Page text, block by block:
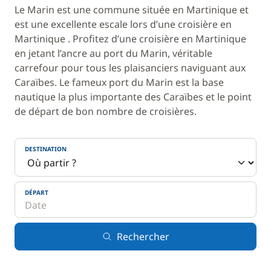
Le Marin est une commune située en Martinique et
est une excellente escale lors d’une croisière en
Martinique . Profitez d’une croisière en Martinique
en jetant l’ancre au port du Marin, véritable
carrefour pour tous les plaisanciers naviguant aux
Caraïbes. Le fameux port du Marin est la base
nautique la plus importante des Caraïbes et le point
de départ de bon nombre de croisières.
DESTINATION
DÉPART
Rechercher